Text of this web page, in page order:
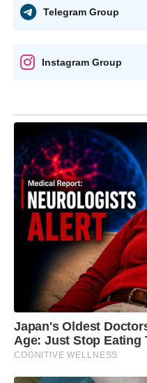
Telegram Group
Instagram Group